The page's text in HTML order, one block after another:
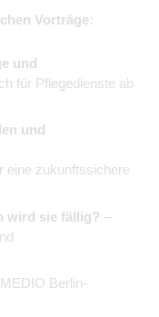
Vorträge:
und
für Pflegedienste ab
und
eine zukunftssichere
wird sie fällig? –
Berlin-